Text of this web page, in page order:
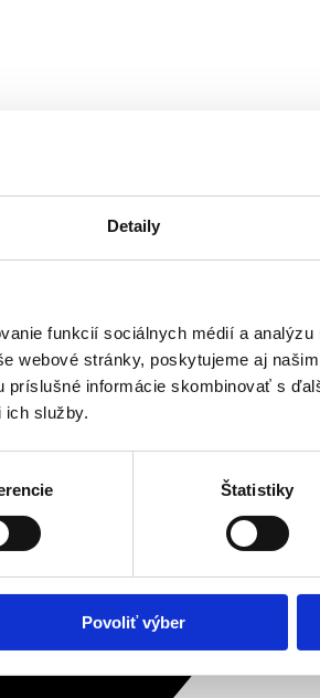
Detaily
funkcií sociálnych médií a
webové stránky, poskytujeme aj
príslušné informácie skombinovať s
ich služby.
Štatistiky
Povoliť výber